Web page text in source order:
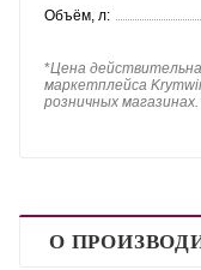
Объём, л:
*Цена
маркетплейса
розничных магазинах.
О